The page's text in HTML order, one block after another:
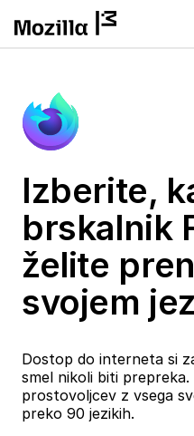
Izberite,
brskalnik
želite
svojem
Dostop do interneta si
smel nikoli biti
prostovoljcev z vsega
preko 90 jezikih.